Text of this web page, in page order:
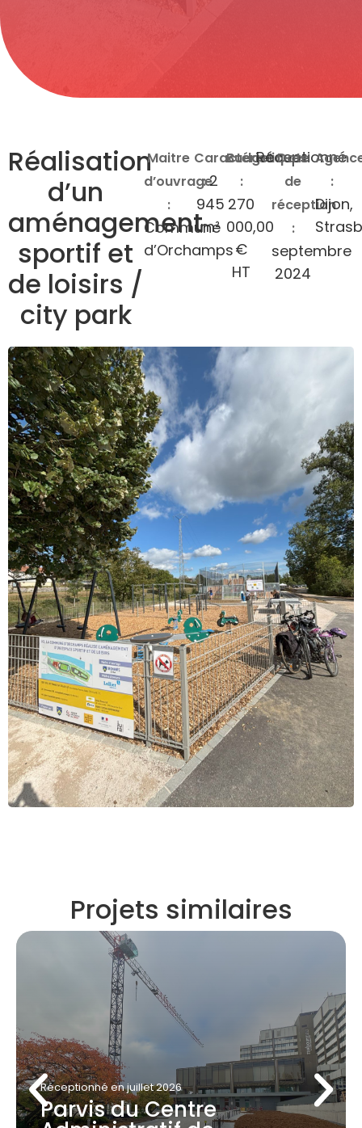
Réalisation
d’un
aménagement
sportif et
de loisirs /
city park
Maitre
d’ouvrage
:
Commune
d’Orchamps
Caractéristiques
:2
945
m²
Budget
:
270
000,00
€
HT
Réceptionné
Date
de
réception
:
septembre
2024
:
Dijon,
Projets similaires
Réceptionné en juillet 2026
Parvis du Centre